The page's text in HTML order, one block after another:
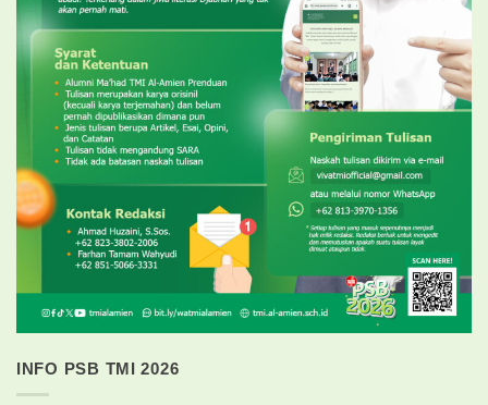
INFO PSB TMI 2026